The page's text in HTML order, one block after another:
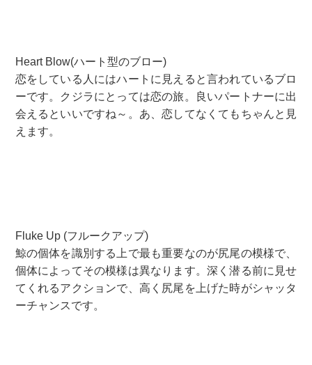
Heart Blow(ハート型のブロー)
恋をしている人にはハートに見えると言われているブロ
ーです。クジラにとっては恋の旅。良いパートナーに出
会えるといいですね～。あ、恋してなくてもちゃんと見
えます。
Fluke Up (フルークアップ)
鯨の個体を識別する上で最も重要なのが尻尾の模様で、
個体によってその模様は異なります。深く潜る前に見せ
てくれるアクションで、高く尻尾を上げた時がシャッタ
ーチャンスです。